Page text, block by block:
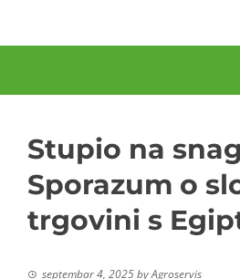
Stupio na
Sporazum o
trgovini s
septembar 4, 2025byAgroservis